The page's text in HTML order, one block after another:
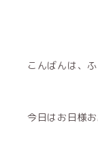
こんばんは、
今日はお日様